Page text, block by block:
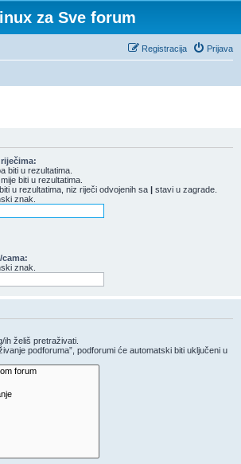
za Sve forum
Prijava
Registracija
biti u rezultatima.
biti u rezultatima.
u rezultatima, niz riječi odvojenih sa | stavi u zagrade.
znak.
znak.
ih želiš pretraživati.
podforuma”, podforumi će automatski biti uključeni u